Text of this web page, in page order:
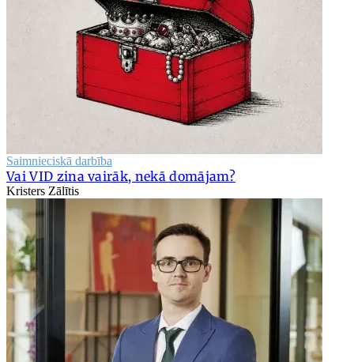
Saimnieciskā darbība
Vai VID zina vairāk, nekā domājam?
Kristers Zālītis